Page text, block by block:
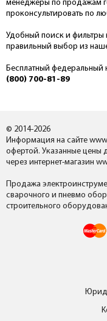
менеджеры по продажам
проконсультировать по
Удобный поиск и фильтры
правильный выбор из
Бесплатный федеральный
(800) 700-81-89
© 2014-2026
Информация на сайте
офертой. Указанные цены
через интернет-магазин
Продажа
сварочного и пневмо
строительного